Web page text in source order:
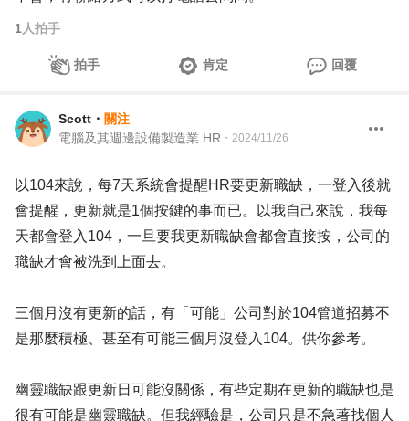
1 人拍手
拍手 肯定 回覆
Scott ・ 關注
電腦及其週邊設備製造業 HR ・ 2024/11/26
以104來說，每7天系統會提醒HR要更新職缺，一登入後就
會提醒，更新就是1個按鍵的事而已。以我自己來說，我每
天都會登入104，一旦要我更新職缺會都會直接按，公司的
職缺才會被洗到上面去。
三個月沒有更新的話，有「可能」公司對於104管道招募不
是那麼積極、甚至有可能三個月沒登入104。供你參考。
幽靈職缺跟更新日可能沒關係，有些定期在更新的職缺也是
很有可能是幽靈職缺。但我經驗是，公司只是不急著找個人